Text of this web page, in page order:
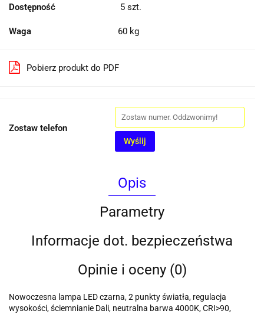
Dostępność 5 szt.
Waga 60 kg
Pobierz produkt do PDF
Zostaw telefon
Wyślij
Opis
Parametry
Informacje dot. bezpieczeństwa
Opinie i oceny (0)
Nowoczesna lampa LED czarna, 2 punkty światła, regulacja
wysokości, ściemnianie Dali, neutralna barwa 4000K, CRI>90,